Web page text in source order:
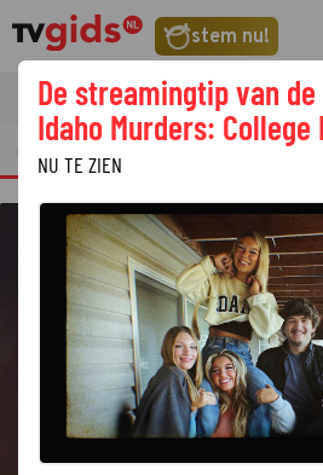
stem nu!
tvgids
TV FRAGMENTEN
De streamingtip van
Idaho Murders:
NU TE ZIEN